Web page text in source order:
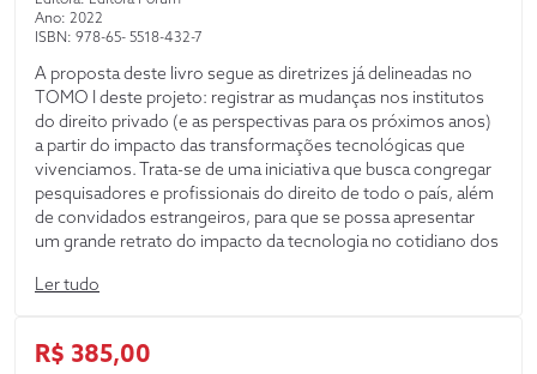
Ano: 2022
ISBN: 978-65- 5518-432-7
A proposta deste livro segue as diretrizes já delineadas no
TOMO I deste projeto: registrar as mudanças nos institutos
do direito privado (e as perspectivas para os próximos anos)
a partir do impacto das transformações tecnológicas que
vivenciamos. Trata-se de uma iniciativa que busca congregar
pesquisadores e profissionais do direito de todo o país, além
de convidados estrangeiros, para que se possa apresentar
um grande retrato do impacto da tecnologia no cotidiano dos
quanto em suas relações patrimoniais.
Ler tudo
R$ 385,00